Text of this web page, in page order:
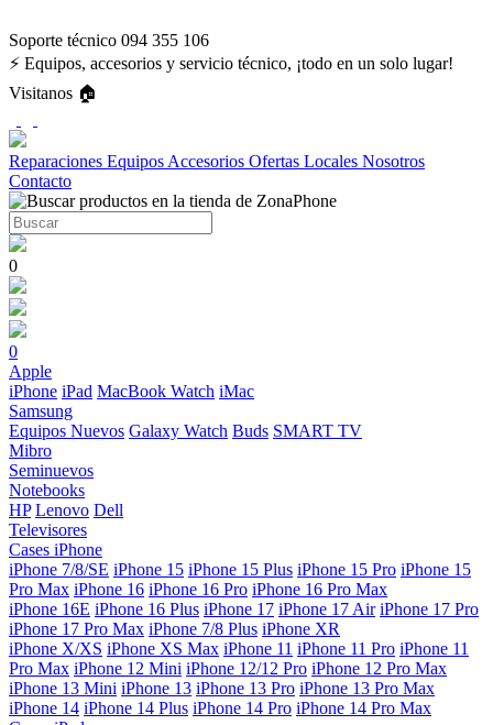
Soporte técnico 094 355 106
⚡ Equipos, accesorios y servicio técnico, ¡todo en un solo lugar!
Visitanos 🏠
Reparaciones Equipos Accesorios Ofertas Locales Nosotros
Contacto
0
0
Apple
iPhone iPad MacBook Watch iMac
Samsung
Equipos Nuevos Galaxy Watch Buds SMART TV
Mibro
Seminuevos
Notebooks
HP Lenovo Dell
Televisores
Cases iPhone
iPhone 7/8/SE iPhone 15 iPhone 15 Plus iPhone 15 Pro iPhone 15
Pro Max iPhone 16 iPhone 16 Pro iPhone 16 Pro Max
iPhone 16E iPhone 16 Plus iPhone 17 iPhone 17 Air iPhone 17 Pro
iPhone 17 Pro Max iPhone 7/8 Plus iPhone XR
iPhone X/XS iPhone XS Max iPhone 11 iPhone 11 Pro iPhone 11
Pro Max iPhone 12 Mini iPhone 12/12 Pro iPhone 12 Pro Max
iPhone 13 Mini iPhone 13 iPhone 13 Pro iPhone 13 Pro Max
iPhone 14 iPhone 14 Plus iPhone 14 Pro iPhone 14 Pro Max